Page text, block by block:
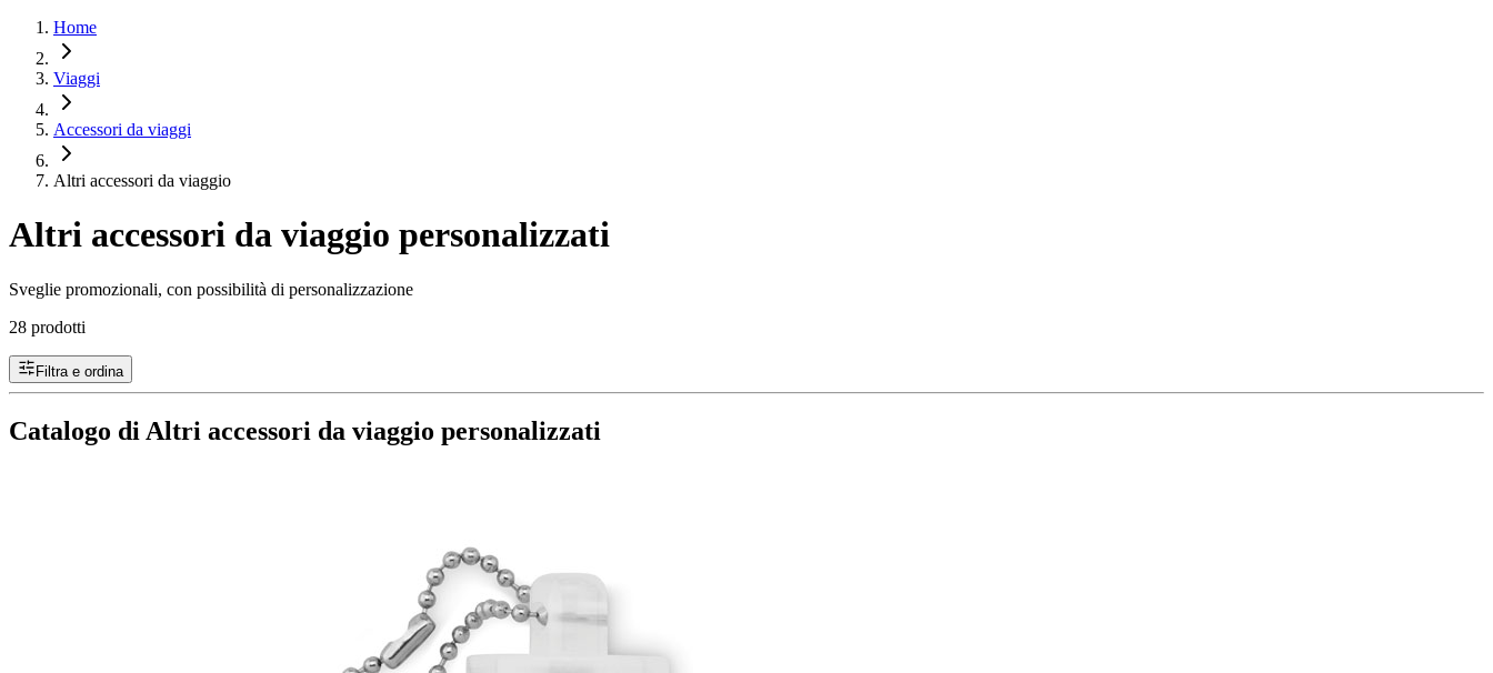
Home
Viaggi
Accessori da viaggi
Altri accessori da viaggio
Altri accessori da viaggio personalizzati
Sveglie promozionali, con possibilità di personalizzazione
28 prodotti
Filtra e ordina
Catalogo di Altri accessori da viaggio personalizzati